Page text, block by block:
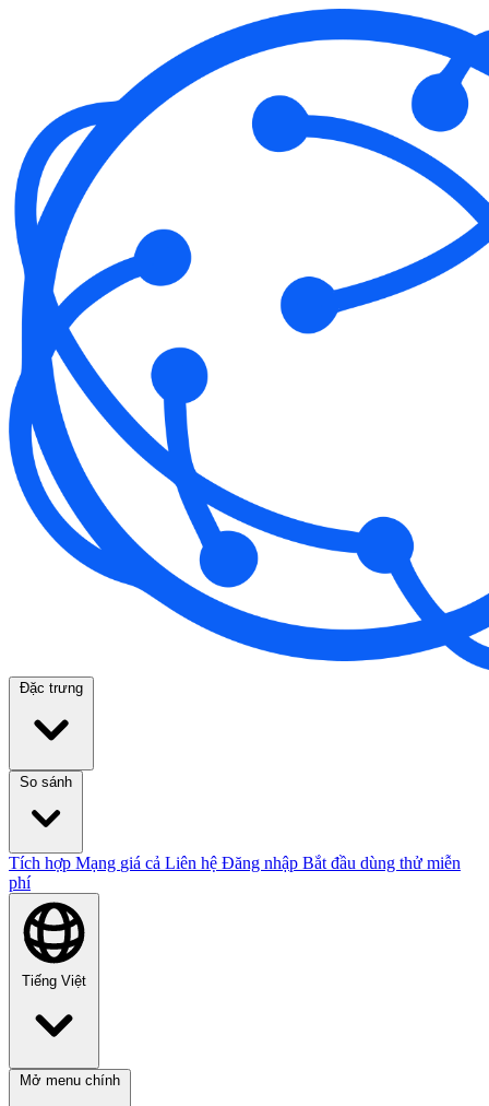
Đặc trưng
So sánh
Tích hợp Mạng giá cả Liên hệ Đăng nhập Bắt đầu dùng thử miễn
phí
Tiếng Việt
Mở menu chính